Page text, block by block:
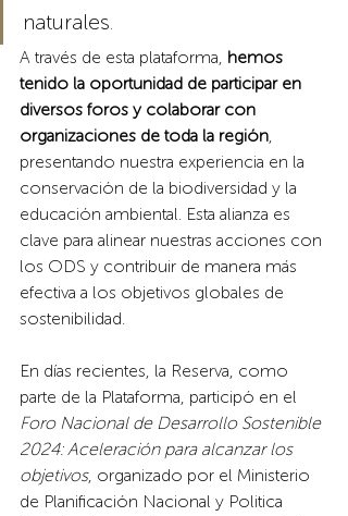
naturales.
A través de esta plataforma, hemos
tenido la oportunidad de participar en
diversos foros y colaborar con
organizaciones de toda la región,
presentando nuestra experiencia en la
conservación de la biodiversidad y la
educación ambiental. Esta alianza es
clave para alinear nuestras acciones con
los ODS y contribuir de manera más
efectiva a los objetivos globales de
sostenibilidad.
En días recientes, la Reserva, como
parte de la Plataforma, participó en el
Foro Nacional de Desarrollo Sostenible
2024: Aceleración para alcanzar los
objetivos, organizado por el Ministerio
de Planificación Nacional y Politica